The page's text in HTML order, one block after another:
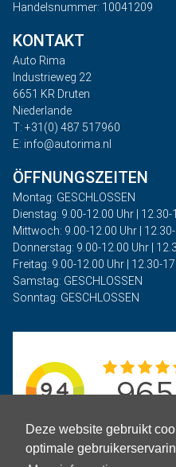
Deze website gebruikt
optimale
Handelsnummer: 10041209
KONTAKT
Auto Rima
Industrieweg 22
6651 KR Druten
Niederlande
T: +31(0) 487 517960
E: info@autorima.nl
ÖFFNUNGSZEITEN
Montag: GESCHLOSSEN
Dienstag: 9.00-12.00 Uhr | 12.30-
Mittwoch: 9.00-12.00 Uhr |
Donnerstag: 9.00-12.00 Uhr |
Freitag: 9.00-12.00 Uhr | 12.30-
Samstag: GESCHLOSSEN
Sonntag: GESCHLOSSEN